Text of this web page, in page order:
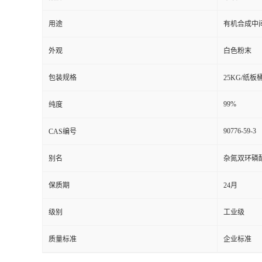
用途 有机合成中
外观 白色粉末
包装规格 25KG/纸板
纯度 99%
CAS编号 90776-59-3
别名 杂氮双环磷
保质期 24月
级别 工业级
质量标准 企业标准